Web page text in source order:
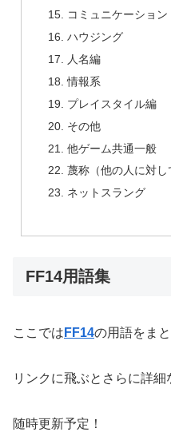
コミュニケーション
ハウジング
人名編
情報系
プレイスタイル編
その他
他ゲーム共通一般
蔑称（他の人に対し
ネットスラング
FF14用語集
ここでは FF14の用語をま
リンクに飛ぶとさらに詳細
随時更新予定！